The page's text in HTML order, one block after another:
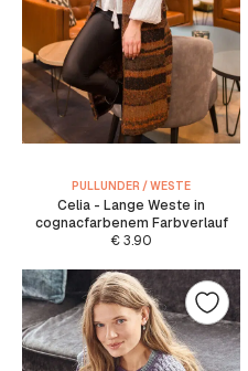
PULLUNDER / WESTE
Celia - Lange Weste in
cognacfarbenem Farbverlauf
€3.90